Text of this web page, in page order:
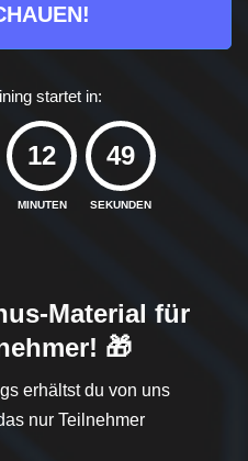
startet in:
12
MINUTEN
48
SEKUNDEN
Material für
🎁
erhältst du von uns
nur Teilnehmer